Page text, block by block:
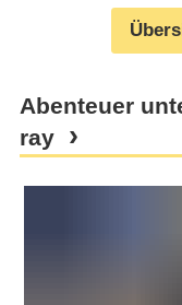
Abenteuer
ray